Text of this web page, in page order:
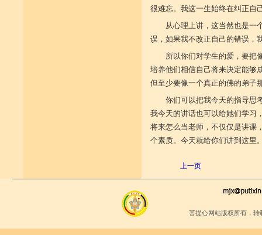
很难忘。我这一生始终在纠正自
从心理上讲，这当然也是一
误，如果我不改正自己的错误，
所以你们对学生的爱，要把
培养他们相信自己将来决定能够
但至少要像一个真正的佛的弟子
你们可以把我今天的指导思
我今天的讲话也可以给她们学习
将来怎么当老师，不仅仅是讲课
个素质。今天就给你们讲到这里
上一页
菩提心网站版权所有，